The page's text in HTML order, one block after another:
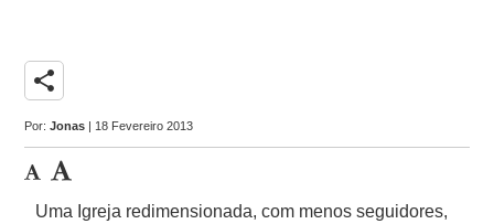
share
Por:Jonas | 18 Fevereiro 2013
Uma Igreja redimensionada, com menos seguidores,